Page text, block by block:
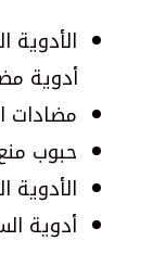
أدوية
مضادات
حبوب
أدوية